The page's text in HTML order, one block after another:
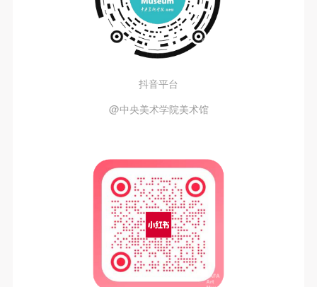
抖音平台
@中央美术学院美术馆